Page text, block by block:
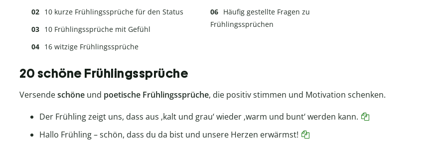
10 kurze Frühlingssprüche für den Status
10 Frühlingssprüche mit Gefühl
16 witzige Frühlingssprüche
Häufig gestellte Fragen zu
Frühlingssprüchen
20 schöne Frühlingssprüche
Versendeschöne und poetische Frühlingssprüche, die positiv stimmen und Motivation schenken.
Der Frühling zeigt uns, dass aus ‚kalt und grau‘ wieder ‚warm und bunt‘ werden kann.
Hallo Frühling – schön, dass du da bist und unsere Herzen erwärmst!